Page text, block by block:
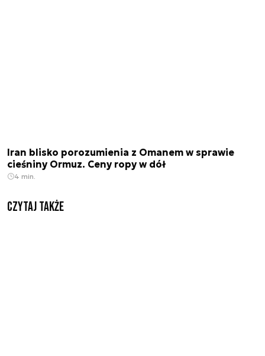
Iran blisko porozumienia z Omanem w sprawie
cieśniny Ormuz. Ceny ropy w dół
4 min.
Czytaj także